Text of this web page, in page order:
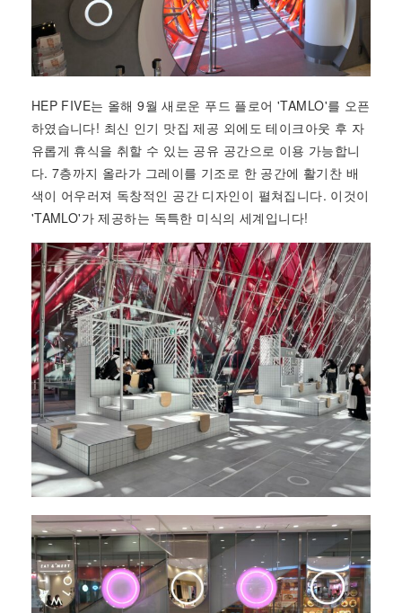
HEP FIVE는 올해 9월 새로운 푸드 플로어 'TAMLO'를 오픈
하였습니다! 최신 인기 맛집 제공 외에도 테이크아웃 후 자
유롭게 휴식을 취할 수 있는 공유 공간으로 이용 가능합니
다. 7층까지 올라가 그레이를 기조로 한 공간에 활기찬 배
색이 어우러져 독창적인 공간 디자인이 펼쳐집니다. 이것이
'TAMLO'가 제공하는 독특한 미식의 세계입니다!